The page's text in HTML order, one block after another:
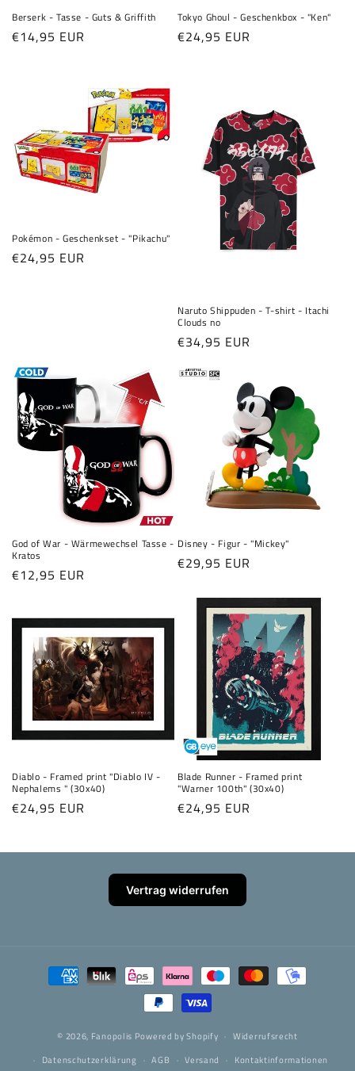
Berserk - Tasse - Guts & Griffith
Normaler
€14,95 EUR
Tokyo Ghoul - Geschenkbox - "Ken"
Normaler
€24,95 EUR
Pokémon - Geschenkset - "Pikachu"
Normaler
€24,95 EUR
Naruto Shippuden - T-shirt - Itachi
Clouds no
Normaler
€34,95 EUR
God of War - Wärmewechsel Tasse -
Kratos
Normaler
€12,95 EUR
Disney - Figur - "Mickey"
Normaler
€29,95 EUR
Diablo - Framed print "Diablo IV -
Nephalems " (30x40)
Normaler
€24,95 EUR
Blade Runner - Framed print
"Warner 100th" (30x40)
Normaler
€24,95 EUR
Vertrag widerrufen
Zahlungsmethoden
© 2026, Fanopolis Powered by Shopify
Widerrufsrecht
Datenschutzerklärung
AGB Versand Kontaktinformationen